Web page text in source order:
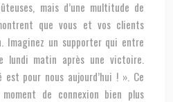
mais d’une multitude de
que vous et vos clients
Imaginez un supporter qui entre
lundi matin après une victoire.
pour nous aujourd’hui ! ». Ce
de connexion bien plus